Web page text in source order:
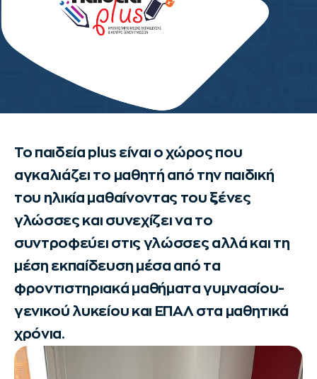
Το παιδεία plus είναι ο χώρος που
αγκαλιάζει το μαθητή από την παιδική
του ηλικία μαθαίνοντας του ξένες
γλώσσες και συνεχίζει να το
συντροφεύει στις γλώσσες αλλά και τη
μέση εκπαίδευση μέσα από τα
φροντιστηριακά μαθήματα γυμνασίου-
γενικού λυκείου και ΕΠΑΛ στα μαθητικά
χρόνια.